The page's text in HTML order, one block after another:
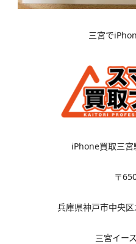
三宮で
iPhone買取三宮
〒
兵庫県神戸市中央
三宮イー